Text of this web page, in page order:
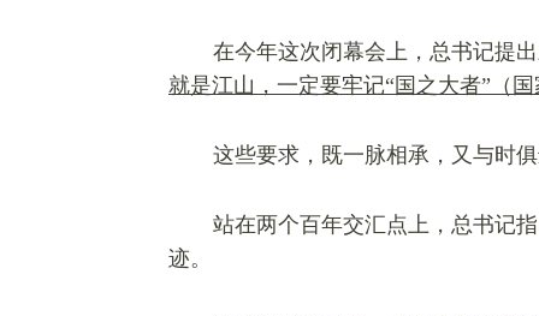
在今年这次闭幕会上，总书记提
就是江山，一定要牢记“国之大者”（
这些要求，既一脉相承，又与时
站在两个百年交汇点上，总书记
迹。